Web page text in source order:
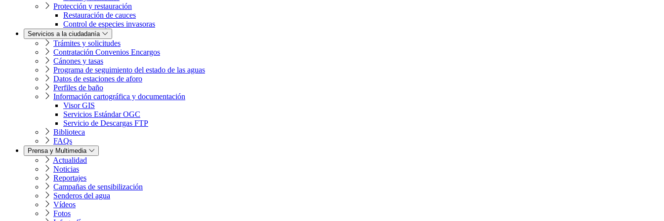
Protección y restauración
Restauración de cauces
Control de especies invasoras
Servicios a la ciudadanía
Trámites y solicitudes
Contratación Convenios Encargos
Cánones y tasas
Programa de seguimiento del estado de las aguas
Datos de estaciones de aforo
Perfiles de baño
Información cartográfica y documentación
Visor GIS
Servicios Estándar OGC
Servicio de Descargas FTP
Biblioteca
FAQs
Prensa y Multimedia
Actualidad
Noticias
Reportajes
Campañas de sensibilización
Senderos del agua
Vídeos
Fotos